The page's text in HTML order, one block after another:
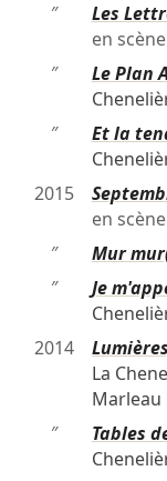
″
Les
en scène
″
Le Plan
″
Et la
2015
en scène
″
Mur
″
Je
2014
La
Marleau
″
Tables